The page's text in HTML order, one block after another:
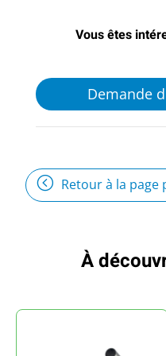
Vous êtes
Demande
Retour à la page
À